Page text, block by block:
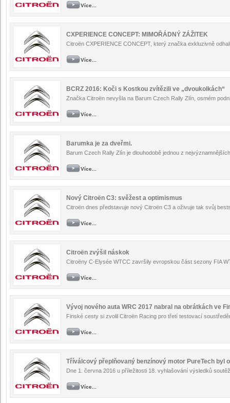
Více...
CXPERIENCE CONCEPT: MIMOŘÁDNÝ ZÁŽITEK
Citroën CXPERIENCE CONCEPT, který značka exkluzivně
Více...
BCRZ 2016: Koči s Kostkou zvítězili ve „dvoukolkách“
Značka Citroën nevyšla na Barum Czech Rally Zlín, osmém
Více...
Barumka je za dveřmi.
Barum Czech Rally Zlín je dlouhodobě jednou z
Více...
Nový Citroën C3: svěžest a optimismus
Citroën dnes představuje nový Citroën C3 a oživuje tak svůj
Více...
Citroën zvýšil náskok
Citroëny C-Elysée WTCC završily evropskou část sezony FIA
Více...
Vývoj nového auta WRC 2017 nabral na obrátkách ve
Finské cesty si zvolil Citroën Racing pro třetí testovací
Více...
Tříválcový přeplňovaný benzínový motor PureTech byl
Dne 1. června 2016 u příležitosti 18. vyhlašování výsledků
Více...